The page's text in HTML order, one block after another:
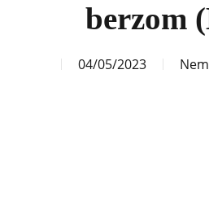
berzom
04/05/2023